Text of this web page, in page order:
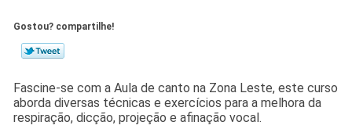
Gostou? compartilhe!
Fascine-se com a Aula de canto na Zona Leste, este curso
aborda diversas técnicas e exercícios para a melhora da
respiração, dicção, projeção e afinação vocal.